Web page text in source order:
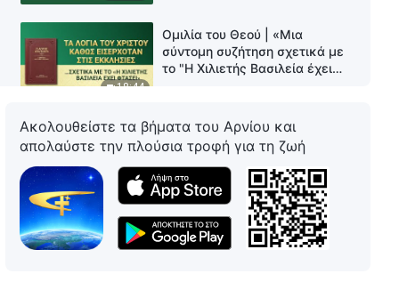
18:44
Ομιλία του Θεού | «Μια
σύντομη συζήτηση σχετικά με
το "Η Χιλιετής Βασιλεία έχει
31:46
Ομιλία του Θεού | «Μόνο όσοι
γνωρίζουν τον Θεό μπορούν να
Θεό»
Ομιλία του Θεού | «Πώς ο
Πέτρος κατάφερε να γνωρίσει
Ακολουθείστε τα βήματα του Αρνίου και
απολαύστε την πλούσια τροφή για τη ζωή